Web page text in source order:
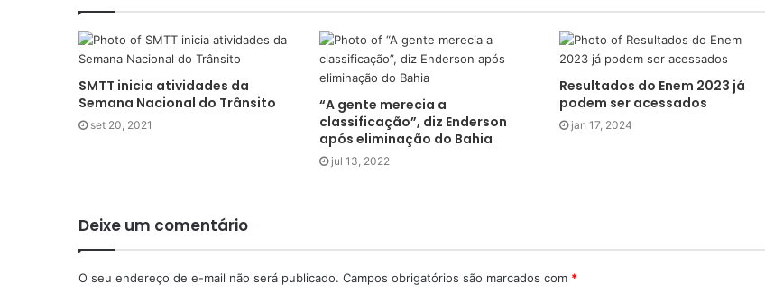
SMTT inicia atividades da
Semana Nacional do Trânsito
set 20, 2021
“A gente merecia a
classificação”, diz Enderson
após eliminação do Bahia
jul 13, 2022
Resultados do Enem 2023 já
podem ser acessados
jan 17, 2024
Deixe um comentário
O seu endereço de e-mail não será publicado. Campos obrigatórios são marcados com *